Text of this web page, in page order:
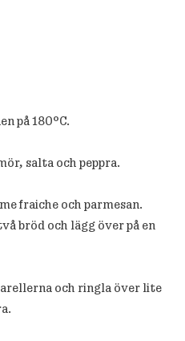
på 180°C.
salta och peppra.
fraiche och parmesan.
bröd och lägg över på en
och ringla över lite